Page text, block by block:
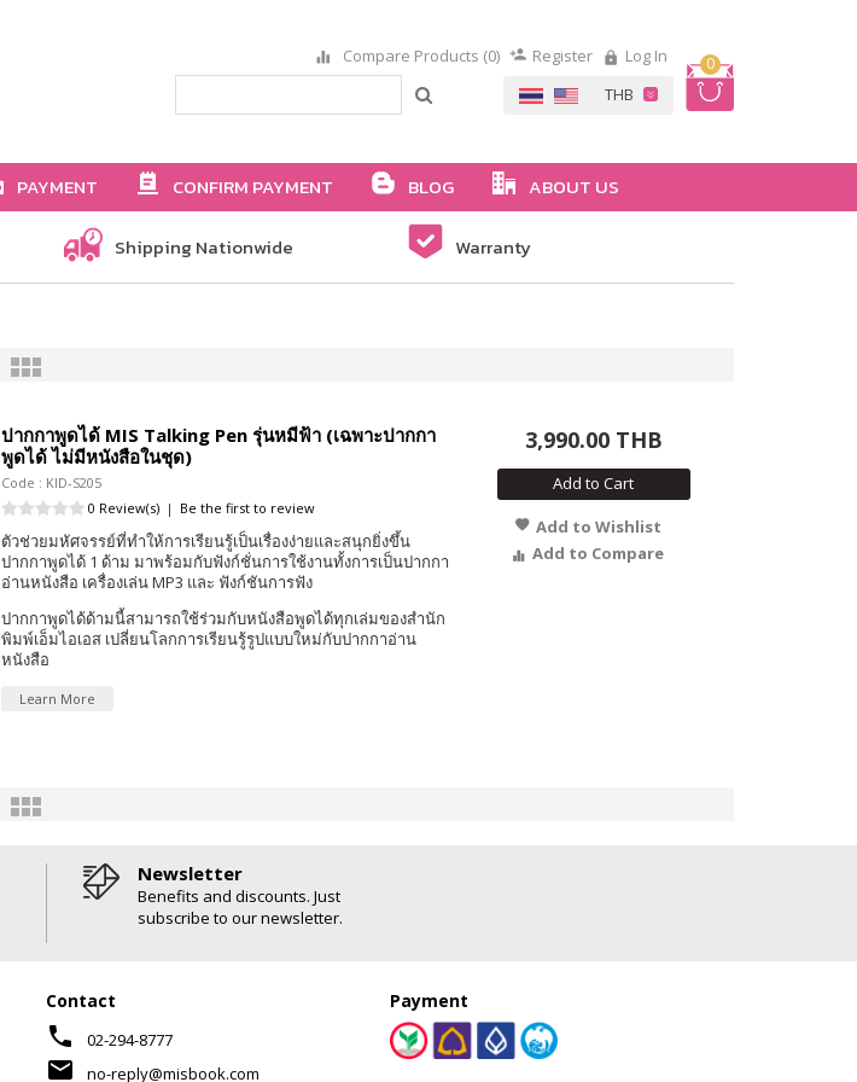
0
Compare Products (0) Register Log In
PAYMENT CONFIRM PAYMENT BLOG ABOUT US
Shipping Nationwide Warranty
ปากกาพูดได้ MIS Talking Pen รุ่นหมีฟ้า (เฉพาะปากกา
พูดได้ ไม่มีหนังสือในชุด)
Code : KID-S205
0 Review(s) | Be the first to review
ตัวช่วยมหัศจรรย์ที่ทำให้การเรียนรู้เป็นเรื่องง่ายและสนุกยิ่งขึ้น
ปากกาพูดได้ 1 ด้าม มาพร้อมกับฟังก์ชั่นการใช้งานทั้งการเป็นปากกา
อ่านหนังสือ เครื่องเล่น MP3 และ ฟังก์ชันการฟัง
ปากกาพูดได้ด้ามนี้สามารถใช้ร่วมกับหนังสือพูดได้ทุกเล่มของสำนัก
พิมพ์เอ็มไอเอส เปลี่ยนโลกการเรียนรู้รูปแบบใหม่กับปากกาอ่าน
หนังสือ
Learn More
3,990.00 THB
Add to Cart
Add to Wishlist
Add to Compare
Newsletter
Benefits and discounts. Just
subscribe to our newsletter.
Contact
phone 02-294-8777
mail no-reply@misbook.com
Payment